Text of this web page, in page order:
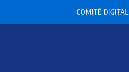
COMITÊ DIGITAL